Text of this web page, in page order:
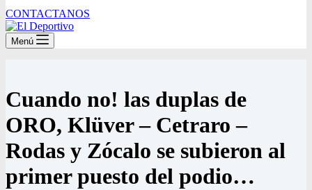
CONTACTANOS
Menú
Cuando no! las duplas de
ORO, Klüver – Cetraro –
Rodas y Zócalo se subieron al
primer puesto del podio…